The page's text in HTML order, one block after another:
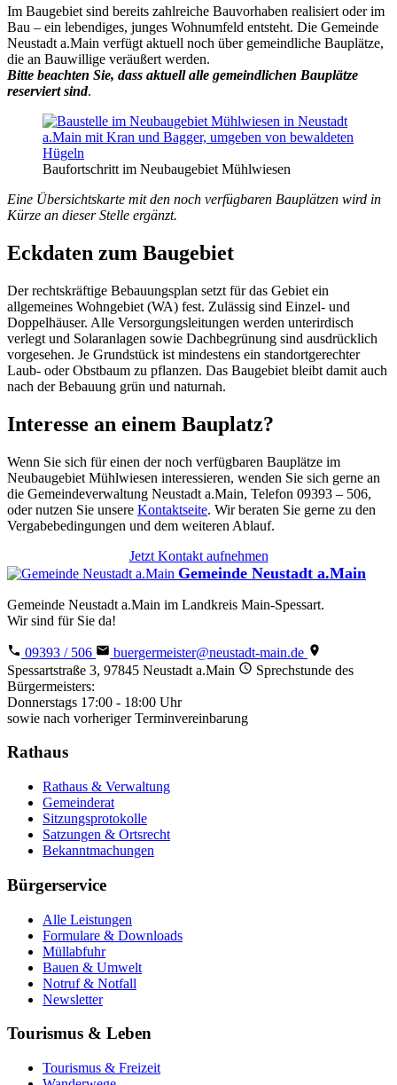
Im Baugebiet sind bereits zahlreiche Bauvorhaben realisiert oder im
Bau – ein lebendiges, junges Wohnumfeld entsteht. Die Gemeinde
Neustadt a.Main verfügt aktuell noch über gemeindliche Bauplätze,
die an Bauwillige veräußert werden.
Bitte beachten Sie, dass aktuell alle gemeindlichen Bauplätze
reserviert sind.
Baufortschritt im Neubaugebiet Mühlwiesen
Eine Übersichtskarte mit den noch verfügbaren Bauplätzen wird in
Kürze an dieser Stelle ergänzt.
Eckdaten zum Baugebiet
Der rechtskräftige Bebauungsplan setzt für das Gebiet ein
allgemeines Wohngebiet (WA) fest. Zulässig sind Einzel- und
Doppelhäuser. Alle Versorgungsleitungen werden unterirdisch
verlegt und Solaranlagen sowie Dachbegrünung sind ausdrücklich
vorgesehen. Je Grundstück ist mindestens ein standortgerechter
Laub- oder Obstbaum zu pflanzen. Das Baugebiet bleibt damit auch
nach der Bebauung grün und naturnah.
Interesse an einem Bauplatz?
Wenn Sie sich für einen der noch verfügbaren Bauplätze im
Neubaugebiet Mühlwiesen interessieren, wenden Sie sich gerne an
die Gemeindeverwaltung Neustadt a.Main, Telefon 09393 – 506,
oder nutzen Sie unsere Kontaktseite. Wir beraten Sie gerne zu den
Vergabebedingungen und dem weiteren Ablauf.
Jetzt Kontakt aufnehmen
Gemeinde Neustadt a.Main
Gemeinde Neustadt a.Main im Landkreis Main-Spessart.
Wir sind für Sie da!
09393 / 506
buergermeister@neustadt-main.de
Spessartstraße 3, 97845 Neustadt a.Main
Sprechstunde des
Bürgermeisters:
Donnerstags 17:00 - 18:00 Uhr
sowie nach vorheriger Terminvereinbarung
Rathaus
Rathaus & Verwaltung
Gemeinderat
Sitzungsprotokolle
Satzungen & Ortsrecht
Bekanntmachungen
Bürgerservice
Alle Leistungen
Formulare & Downloads
Müllabfuhr
Bauen & Umwelt
Notruf & Notfall
Newsletter
Tourismus & Leben
Tourismus & Freizeit